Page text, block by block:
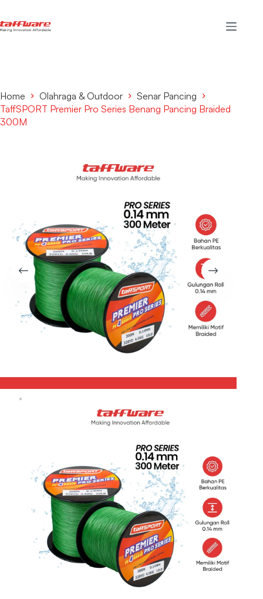
Home Olahraga & Outdoor
Senar Pancing
TaffSPORT Premier Pro Series Benang Pancing Braided
300M